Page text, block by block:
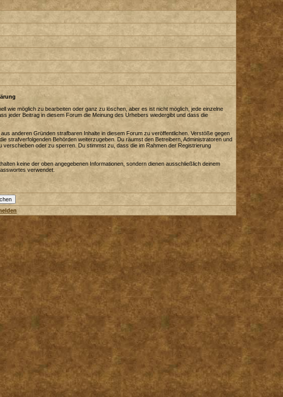
wie möglich zu bearbeiten oder ganz zu löschen, aber es ist nicht möglich, jede einzelne
jeder Beitrag in diesem Forum die Meinung des Urhebers wiedergibt und dass die
anderen Gründen strafbaren Inhalte in diesem Forum zu veröffentlichen. Verstöße gegen
strafverfolgenden Behörden weiterzugeben. Du räumst den Betreibern, Administratoren und
oder zu sperren. Du stimmst zu, dass die im Rahmen der Registrierung
keine der oben angegebenen Informationen, sondern dienen ausschließlich deinem
verwendet.